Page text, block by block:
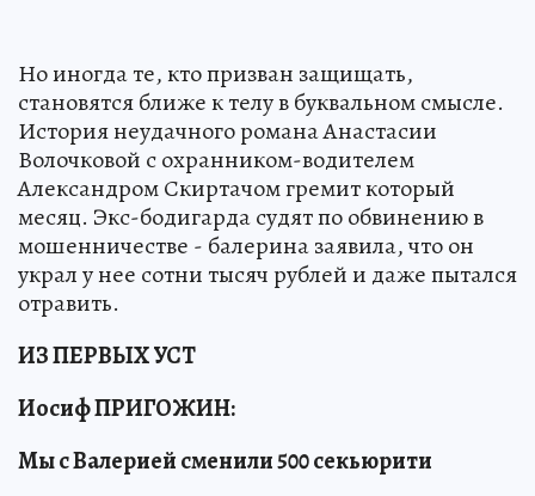
Но иногда те, кто призван защищать,
становятся ближе к телу в буквальном смысле.
История неудачного романа Анастасии
Волочковой с охранником-водителем
Александром Скиртачом гремит который
месяц. Экс-бодигарда судят по обвинению в
мошенничестве - балерина заявила, что он
украл у нее сотни тысяч рублей и даже пытался
отравить.
ИЗ ПЕРВЫХ УСТ
Иосиф ПРИГОЖИН:
Мы с Валерией сменили 500 секьюрити